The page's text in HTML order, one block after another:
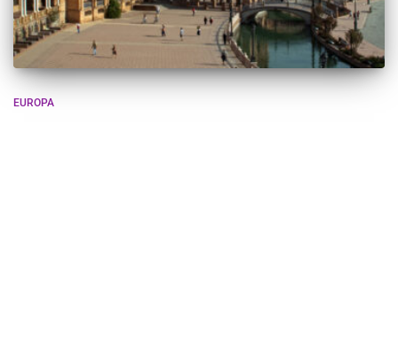
EUROPA